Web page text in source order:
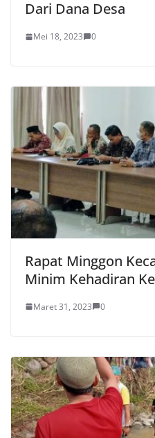
Dari Dana Desa
Mei 18, 2023 0
Rapat Minggon
Minim Kehadiran
Maret 31, 2023 0